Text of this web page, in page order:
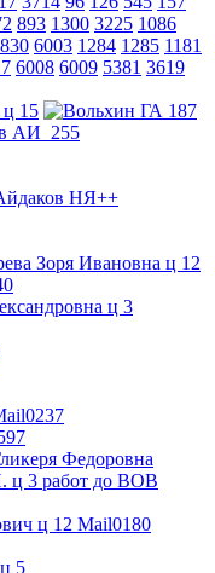
893 1300 3225 1086
830 6003 1284 1285 1181
6008 6009 5381 3619